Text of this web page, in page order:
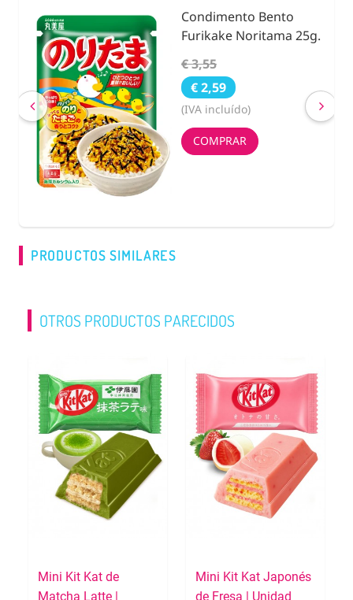
Condimento Bento
Furikake Noritama 25g.
€ 3,55
€ 2,59
(IVA incluído)
COMPRAR
PRODUCTOS SIMILARES
OTROS PRODUCTOS PARECIDOS
Mini Kit Kat de
Matcha Latte |
Mini Kit Kat Japonés
de Fresa | Unidad